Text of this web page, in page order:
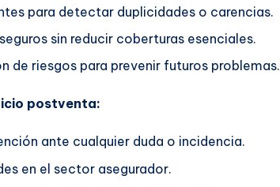
para detectar duplicidades o carencias.
sin reducir coberturas esenciales.
de riesgos para prevenir futuros problemas.
postventa:
ante cualquier duda o incidencia.
en el sector asegurador.